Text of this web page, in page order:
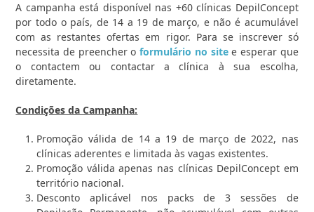
A campanha está disponível nas +60 clínicas DepilConcept
por todo o país, de 14 a 19 de março, e não é acumulável
com as restantes ofertas em rigor. Para se inscrever só
necessita de preencher oformulário no sitee esperar que
o contactem ou contactar a clínica à sua escolha,
diretamente.
Condições da Campanha:
Promoção válida de 14 a 19 de março de 2022, nas
clínicas aderentes e limitada às vagas existentes.
Promoção válida apenas nas clínicas DepilConcept em
território nacional.
Desconto aplicável nos packs de 3 sessões de